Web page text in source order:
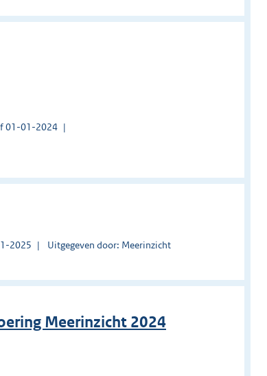
01-01-2024
2025 Uitgegeven door: Meerinzicht
Meerinzicht 2024